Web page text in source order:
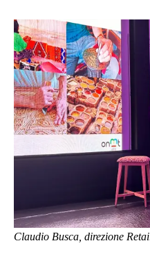
Claudio Busca, direzione